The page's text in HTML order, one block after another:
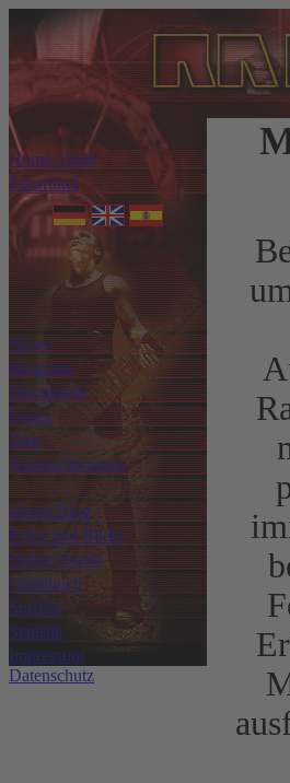
Home / Start
Fanartikel
News
Biografie
Discografie
Lyrics
Tour
Auszeichnungen
Musik Blog
Fotos und Bilder
Online Spiele
Gästebuch
Surftips
Statistik
Impressum
Datenschutz